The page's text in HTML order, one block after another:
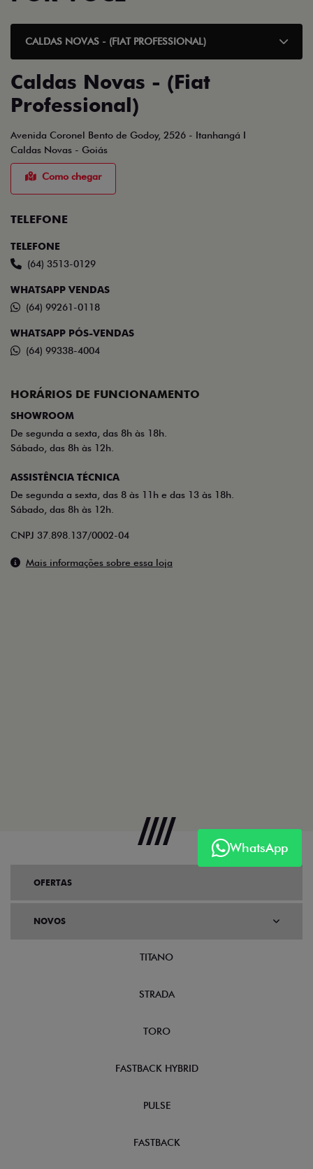
CALDAS NOVAS - (FIAT PROFESSIONAL)
Caldas Novas - (Fiat
Professional)
Avenida Coronel Bento de Godoy, 2526 - Itanhangá I
Caldas Novas - Goiás
Como chegar
TELEFONE
TELEFONE
(64) 3513-0129
WHATSAPP VENDAS
(64) 99261-0118
WHATSAPP PÓS-VENDAS
(64) 99338-4004
HORÁRIOS DE FUNCIONAMENTO
SHOWROOM
De segunda a sexta, das 8h às 18h.
Sábado, das 8h às 12h.
ASSISTÊNCIA TÉCNICA
De segunda a sexta, das 8 às 11h e das 13 às 18h.
Sábado, das 8h às 12h.
CNPJ 37.898.137/0002-04
Mais informações sobre essa loja
WhatsApp
OFERTAS
NOVOS
TITANO
STRADA
TORO
FASTBACK HYBRID
PULSE
FASTBACK